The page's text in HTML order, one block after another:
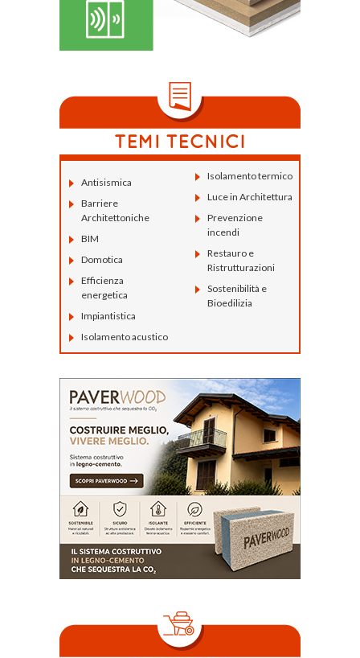
Antisismica
Barriere
Architettoniche
BIM
Domotica
Efficienza
energetica
Impiantistica
Isolamento acustico
Isolamento termico
Luce in Architettura
Prevenzione
incendi
Restauro e
Ristrutturazioni
Sostenibilità e
Bioedilizia